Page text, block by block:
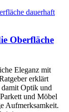
Oberfläche
Eleganz mit
erklärt
Optik und
und Möbel
Aufmerksamkeit.